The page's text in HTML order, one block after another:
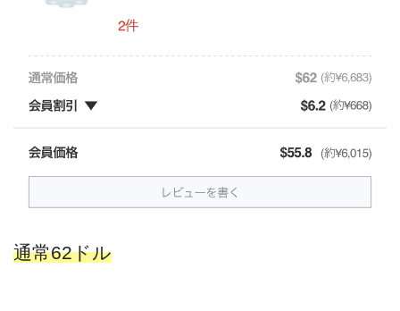
通常62ドル